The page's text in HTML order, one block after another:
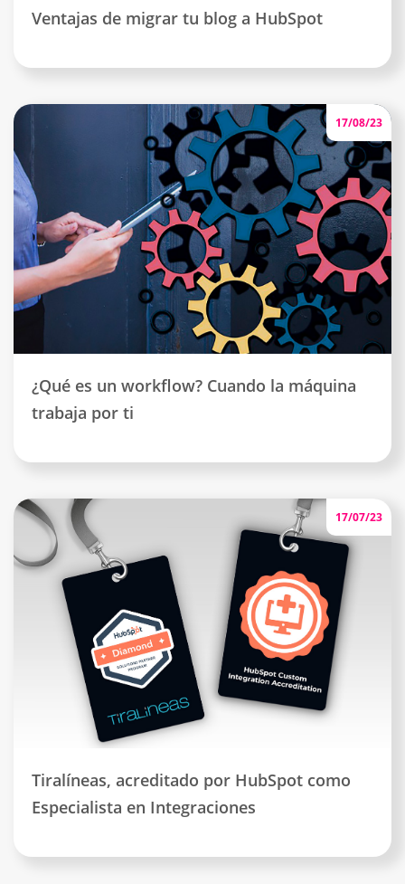
Ventajas de migrar tu blog a HubSpot
17/08/23
¿Qué es un workflow? Cuando la máquina
trabaja por ti
17/07/23
Tiralíneas, acreditado por HubSpot como
Especialista en Integraciones